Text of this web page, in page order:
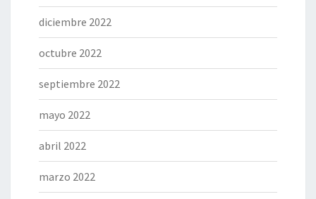
diciembre 2022
octubre 2022
septiembre 2022
mayo 2022
abril 2022
marzo 2022